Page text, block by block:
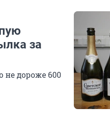
за
не дороже 600